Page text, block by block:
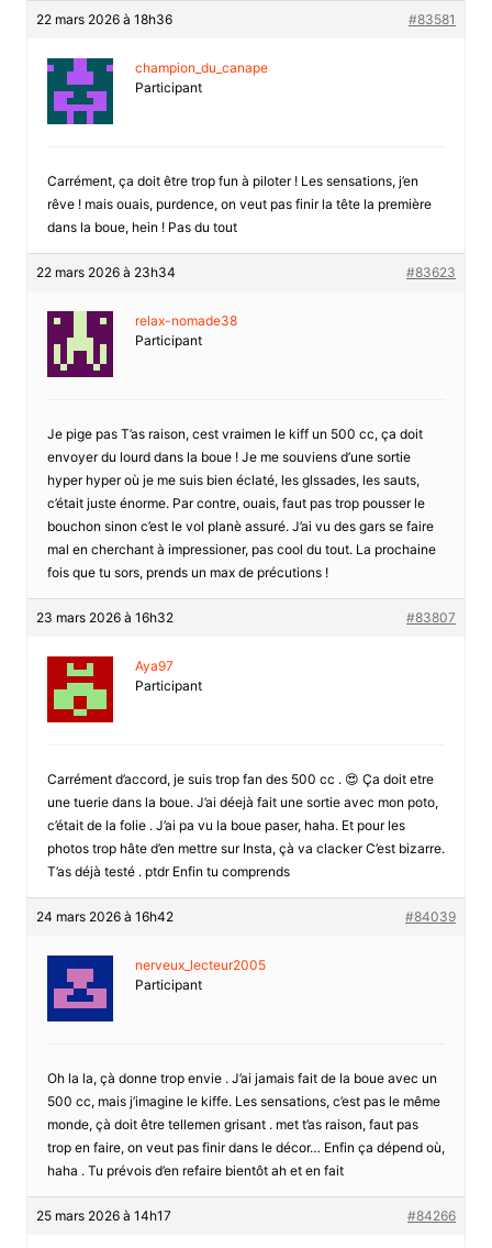
22 mars 2026 à 18h36 #83581
champion_du_canape
Participant
Carrément, ça doit être trop fun à piloter ! Les sensations, j’en
rêve ! mais ouais, purdence, on veut pas finir la tête la première
dans la boue, hein ! Pas du tout
22 mars 2026 à 23h34 #83623
relax-nomade38
Participant
Je pige pas T’as raison, cest vraimen le kiff un 500 cc, ça doit
envoyer du lourd dans la boue ! Je me souviens d’une sortie
hyper hyper où je me suis bien éclaté, les glssades, les sauts,
c’était juste énorme. Par contre, ouais, faut pas trop pousser le
bouchon sinon c’est le vol planè assuré. J’ai vu des gars se faire
mal en cherchant à impressioner, pas cool du tout. La prochaine
fois que tu sors, prends un max de précutions !
23 mars 2026 à 16h32 #83807
Aya97
Participant
Carrément d’accord, je suis trop fan des 500 cc . 😍 Ça doit etre
une tuerie dans la boue. J’ai déejà fait une sortie avec mon poto,
c’était de la folie . J’ai pa vu la boue paser, haha. Et pour les
photos trop hâte d’en mettre sur Insta, çà va clacker C’est bizarre.
T’as déjà testé . ptdr Enfin tu comprends
24 mars 2026 à 16h42 #84039
nerveux_lecteur2005
Participant
Oh la la, çà donne trop envie . J’ai jamais fait de la boue avec un
500 cc, mais j’imagine le kiffe. Les sensations, c’est pas le même
monde, çà doit être tellemen grisant . met t’as raison, faut pas
trop en faire, on veut pas finir dans le décor… Enfin ça dépend où,
haha . Tu prévois d’en refaire bientôt ah et en fait
25 mars 2026 à 14h17 #84266